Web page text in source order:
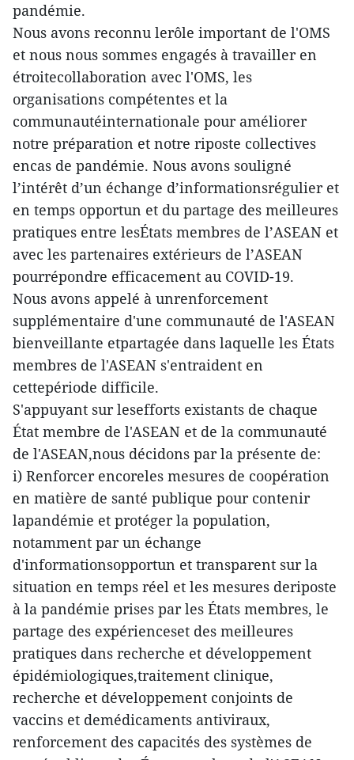
pandémie.
Nous avons reconnu lerôle important de l'OMS
et nous nous sommes engagés à travailler en
étroitecollaboration avec l'OMS, les
organisations compétentes et la
communautéinternationale pour améliorer
notre préparation et notre riposte collectives
encas de pandémie. Nous avons souligné
l’intérêt d’un échange d’informationsrégulier et
en temps opportun et du partage des meilleures
pratiques entre lesÉtats membres de l’ASEAN et
avec les partenaires extérieurs de l’ASEAN
pourrépondre efficacement au COVID-19.
Nous avons appelé à unrenforcement
supplémentaire d'une communauté de l'ASEAN
bienveillante etpartagée dans laquelle les États
membres de l'ASEAN s'entraident en
cettepériode difficile.
S'appuyant sur lesefforts existants de chaque
État membre de l'ASEAN et de la communauté
de l'ASEAN,nous décidons par la présente de:
i) Renforcer encoreles mesures de coopération
en matière de santé publique pour contenir
lapandémie et protéger la population,
notamment par un échange
d'informationsopportun et transparent sur la
situation en temps réel et les mesures deriposte
à la pandémie prises par les États membres, le
partage des expérienceset des meilleures
pratiques dans recherche et développement
épidémiologiques,traitement clinique,
recherche et développement conjoints de
vaccins et demédicaments antiviraux,
renforcement des capacités des systèmes de